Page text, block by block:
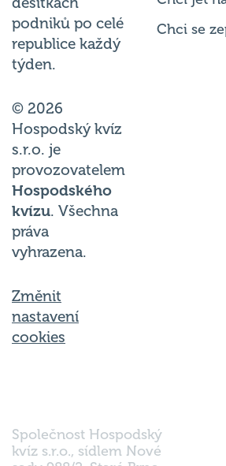
podniků po celé
republice každý
týden.
© 2026
Hospodský kvíz
s.r.o. je
provozovatelem
Hospodského
kvízu. Všechna
práva
vyhrazena.
Změnit
nastavení
cookies
Chci se
Společnost Hospodský
kvíz s.r.o., sídlem Nové